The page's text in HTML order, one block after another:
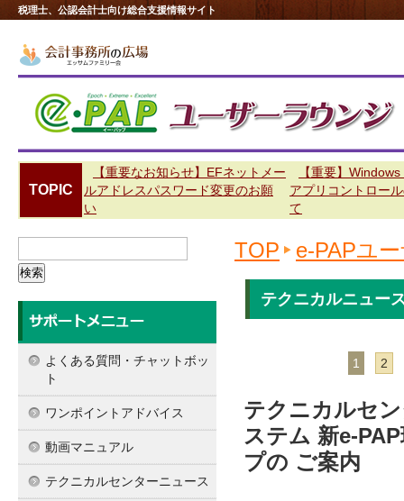
税理士、公認会計士向け総合支援情報サイト
TOPIC
【重要なお知らせ】EFネットメー
ルアドレスパスワード変更のお願
い
【重要】
アプリコントロー
て
よくある質問・チャットボッ
ト
ワンポイントアドバイス
動画マニュアル
テクニカルセンターニュース
TOP e-PAPユ
テクニカルニュー
1 2
テクニカルセ
ステム 新e-
プの ご案内